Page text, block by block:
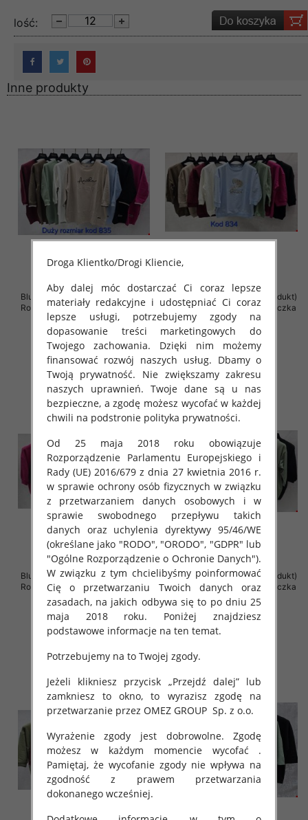
lość:
Inne produkty
Bluzki damskie ( Turecki produkt)
Roz Standard , Mix Kolor .Paczka
10 szt
46.00 zł
szczegóły
Bluzki damskie ( Turecki produkt)
Roz Standard , Mix Kolor .Paczka
12 szt
43.00 zł
szczegóły
Bluzki damskie ( Turecki produkt)
Roz Standard , Mix Kolor .Paczka
12 szt
43.00 zł
szczegóły
Bluzki damskie ( Turecki produkt)
Roz Standard , Mix Kolor .Paczka
12 szt
42.00 zł
szczegóły
Droga Klientko/Drogi Kliencie,
Aby dalej móc dostarczać Ci coraz lepsze
materiały redakcyjne i udostępniać Ci coraz
lepsze usługi, potrzebujemy zgody na
dopasowanie treści marketingowych do
Twojego zachowania. Dzięki nim możemy
finansować rozwój naszych usług. Dbamy o
Twoją prywatność. Nie zwiększamy zakresu
naszych uprawnień. Twoje dane są u nas
bezpieczne, a zgodę możesz wycofać w każdej
chwili na podstronie polityka prywatności.
Od 25 maja 2018 roku obowiązuje
Rozporządzenie Parlamentu Europejskiego i
Rady (UE) 2016/679 z dnia 27 kwietnia 2016 r.
w sprawie ochrony osób fizycznych w związku
z przetwarzaniem danych osobowych i w
sprawie swobodnego przepływu takich
danych oraz uchylenia dyrektywy 95/46/WE
(określane jako "RODO", "ORODO", "GDPR" lub
"Ogólne Rozporządzenie o Ochronie Danych").
W związku z tym chcielibyśmy poinformować
Cię o przetwarzaniu Twoich danych oraz
zasadach, na jakich odbywa się to po dniu 25
maja 2018 roku. Poniżej znajdziesz
podstawowe informacje na ten temat.
Potrzebujemy na to Twojej zgody.
Jeżeli klikniesz przycisk „Przejdź dalej” lub
zamkniesz to okno, to wyrazisz zgodę na
przetwarzanie przez OMEZ GROUP Sp. z o.o.
Wyrażenie zgody jest dobrowolne. Zgodę
możesz w każdym momencie wycofać .
Pamiętaj, że wycofanie zgody nie wpływa na
zgodność z prawem przetwarzania
dokonanego wcześniej.